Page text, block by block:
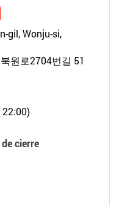
gil, Wonju-si,
원로2704번길 51
22:00)
cierre